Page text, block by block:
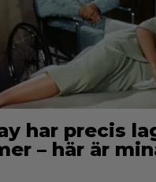
har precis
– här är